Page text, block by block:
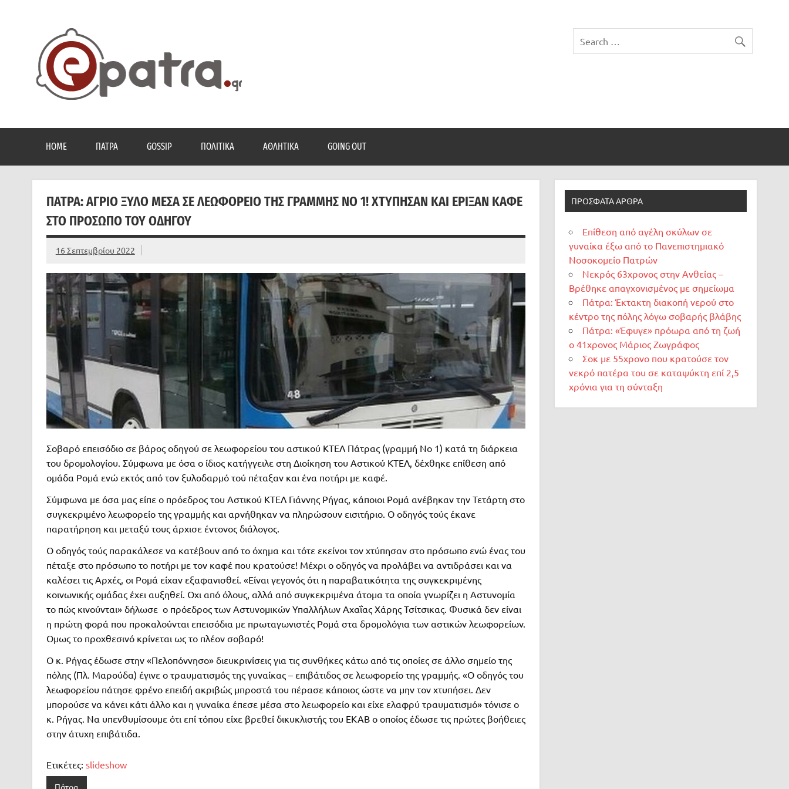
HOME ΠΆΤΡΑ GOSSIP ΠΟΛΙΤΙΚΆ ΑΘΛΗΤΙΚΆ GOING OUT
ΠΑΤΡΑ: ΑΓΡΙΟ ΞΎΛΟ ΜΈΣΑ ΣΕ ΛΕΩΦΟΡΕΊΟ ΤΗΣ ΓΡΑΜΜΉΣ ΝΟ 1! ΧΤΎΠΗΣΑΝ ΚΑΙ ΈΡΙΞΑΝ ΚΑΦΈ
ΣΤΟ ΠΡΌΣΩΠΟ ΤΟΥ ΟΔΗΓΟΎ
16 Σεπτεμβρίου 2022
Σοβαρό επεισόδιο σε βάρος οδηγού σε λεωφορείου του αστικού ΚΤΕΛ Πάτρας (γραμμή Νο 1) κατά τη διάρκεια
του δρομολογίου. Σύμφωνα με όσα ο ίδιος κατήγγειλε στη Διοίκηση του Αστικού ΚΤΕΛ, δέχθηκε επίθεση από
ομάδα Ρομά ενώ εκτός από τον ξυλοδαρμό τού πέταξαν και ένα ποτήρι με καφέ.
Σύμφωνα με όσα μας είπε ο πρόεδρος του Αστικού ΚΤΕΛ Γιάννης Ρήγας, κάποιοι Ρομά ανέβηκαν την Τετάρτη στο
συγκεκριμένο λεωφορείο της γραμμής και αρνήθηκαν να πληρώσουν εισιτήριο. Ο οδηγός τούς έκανε
παρατήρηση και μεταξύ τους άρχισε έντονος διάλογος.
Ο οδηγός τούς παρακάλεσε να κατέβουν από το όχημα και τότε εκείνοι τον χτύπησαν στο πρόσωπο ενώ ένας του
πέταξε στο πρόσωπο το ποτήρι με τον καφέ που κρατούσε! Μέχρι ο οδηγός να προλάβει να αντιδράσει και να
καλέσει τις Αρχές, οι Ρομά είχαν εξαφανισθεί. «Είναι γεγονός ότι η παραβατικότητα της συγκεκριμένης
κοινωνικής ομάδας έχει αυξηθεί. Οχι από όλους, αλλά από συγκεκριμένα άτομα τα οποία γνωρίζει η Αστυνομία
το πώς κινούνται» δήλωσε ο πρόεδρος των Αστυνομικών Υπαλλήλων Αχαΐας Χάρης Τσίτσικας. Φυσικά δεν είναι
η πρώτη φορά που προκαλούνται επεισόδια με πρωταγωνιστές Ρομά στα δρομολόγια των αστικών λεωφορείων.
Ομως το προχθεσινό κρίνεται ως το πλέον σοβαρό!
Ο κ. Ρήγας έδωσε στην «Πελοπόννησο» διευκρινίσεις για τις συνθήκες κάτω από τις οποίες σε άλλο σημείο της
πόλης (Πλ. Μαρούδα) έγινε ο τραυματισμός της γυναίκας – επιβάτιδος σε λεωφορείο της γραμμής. «Ο οδηγός του
λεωφορείου πάτησε φρένο επειδή ακριβώς μπροστά του πέρασε κάποιος ώστε να μην τον χτυπήσει. Δεν
μπορούσε να κάνει κάτι άλλο και η γυναίκα έπεσε μέσα στο λεωφορείο και είχε ελαφρύ τραυματισμό» τόνισε ο
κ. Ρήγας. Να υπενθυμίσουμε ότι επί τόπου είχε βρεθεί δικυκλιστής του ΕΚΑΒ ο οποίος έδωσε τις πρώτες βοήθειες
στην άτυχη επιβάτιδα.
Ετικέτες: slideshow
Πάτρα
ΠΡΌΣΦΑΤΑ ΆΡΘΡΑ
Επίθεση από αγέλη σκύλων σε
γυναίκα έξω από το Πανεπιστημιακό
Νοσοκομείο Πατρών
Νεκρός 63χρονος στην Ανθείας –
Βρέθηκε απαγχονισμένος με σημείωμα
Πάτρα: Έκτακτη διακοπή νερού στο
κέντρο της πόλης λόγω σοβαρής βλάβης
Πάτρα: «Έφυγε» πρόωρα από τη ζωή
ο 41χρονος Μάριος Ζωγράφος
Σοκ με 55χρονο που κρατούσε τον
νεκρό πατέρα του σε καταψύκτη επί 2,5
χρόνια για τη σύνταξη